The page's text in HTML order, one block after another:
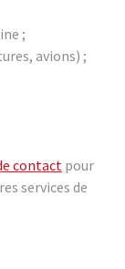
;
avions) ;
contactpour
services de